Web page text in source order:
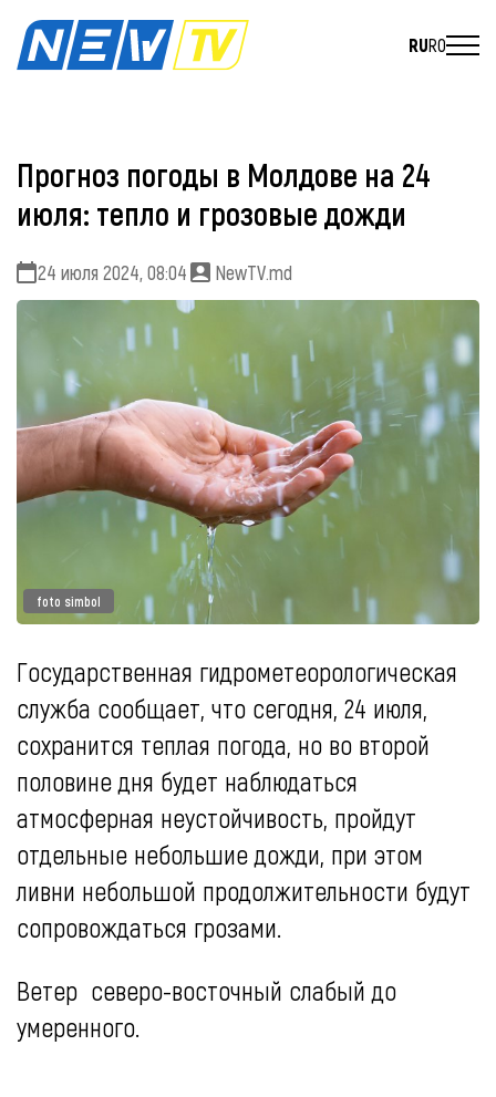
RURO
Прогноз погоды в Молдове на 24
июля: тепло и грозовые дожди
24 июля 2024, 08:04 NewTV.md
foto simbol
Государственная гидрометеорологическая
служба сообщает, что сегодня, 24 июля,
сохранится теплая погода, но во второй
половине дня будет наблюдаться
атмосферная неустойчивость, пройдут
отдельные небольшие дожди, при этом
ливни небольшой продолжительности будут
сопровождаться грозами.
Ветер северо-восточный слабый до
умеренного.